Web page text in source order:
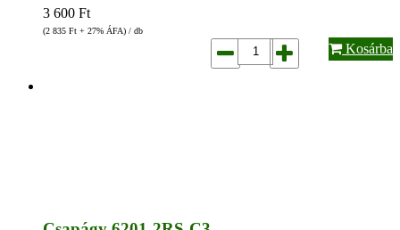
3 600 Ft
(2 835 Ft + 27% ÁFA) / db
Kosárba